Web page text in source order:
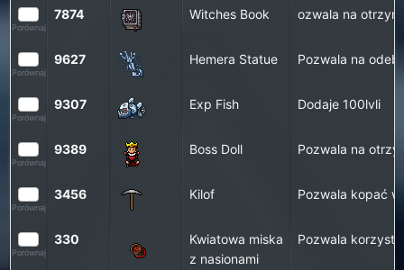
Porównaj
7874 Witches Book ozwala na
Porównaj
9627 Hemera Statue Pozwala na
Porównaj
9307 Exp Fish Dodaje 100lvli
Porównaj
9389 Boss Doll Pozwala na
Porównaj
3456 Kilof Pozwala kopać
Porównaj
330
Kwiatowa miska
z nasionami
Pozwala